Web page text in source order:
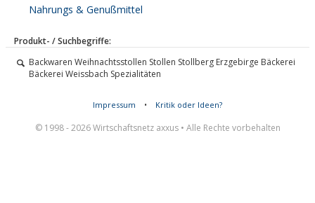
Nahrungs & Genußmittel
Produkt- / Suchbegriffe:
Backwaren Weihnachtsstollen Stollen Stollberg Erzgebirge Bäckerei
Bäckerei Weissbach Spezialitäten
Impressum • Kritik oder Ideen?
© 1998 - 2026 Wirtschaftsnetz axxus • Alle Rechte vorbehalten